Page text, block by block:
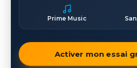
Prime Music
Activer mon essai